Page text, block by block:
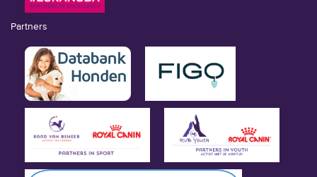
Partners